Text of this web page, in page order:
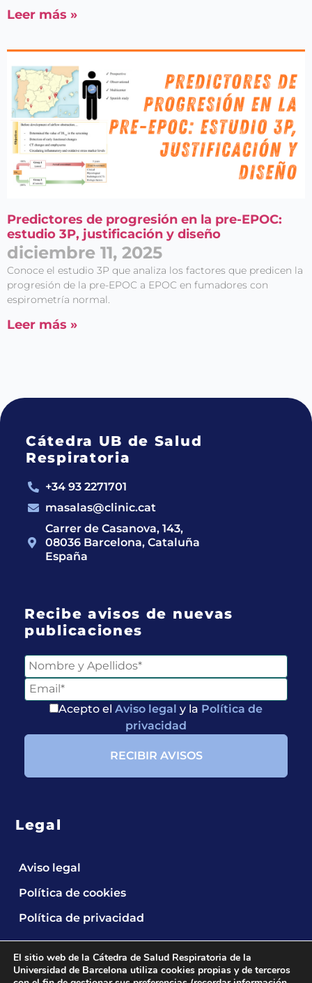
Leer más »
Predictores de progresión en la pre-EPOC:
estudio 3P, justificación y diseño
diciembre 11, 2025
Conoce el estudio 3P que analiza los factores que predicen la
progresión de la pre-EPOC a EPOC en fumadores con
espirometría normal.
Leer más »
Cátedra UB de Salud
Respiratoria
+34 93 2271701
masalas@clinic.cat
Carrer de Casanova, 143,
08036 Barcelona, Cataluña
España
Recibe avisos de nuevas
publicaciones
Acepto el Aviso legal y la Política de
privacidad
Legal
Aviso legal
Política de cookies
Política de privacidad
El sitio web de la Cátedra de Salud Respiratoria de la
Universidad de Barcelona utiliza cookies propias y de terceros
Nuestras
Publicaciones